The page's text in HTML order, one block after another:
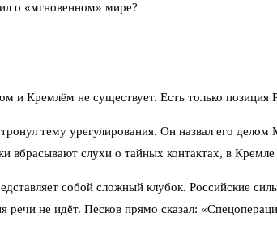
о «мгновенном» мире?
и Кремлём не существует. Есть только
тему урегулирования. Он назвал его
вбрасывают слухи о тайных контактах, в
собой сложный клубок. Российские
речи не идёт. Песков прямо сказал: